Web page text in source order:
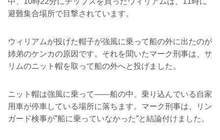
避難集合場所で目撃されています。
ウィリアムが投げた帽子が強風に乗って船の外に出たのが
姉弟のケンカの原因です。それを聞いたマーク刑事は、サ
リムのニット帽を取って船の外へと投げました。
ニット帽は強風に乗って――船の中、乗り込んでいる自家
用車が停車している場所に落ちます。マーク刑事は、リン
ガード検事が”船に乗っていなかった”と結論付けました。